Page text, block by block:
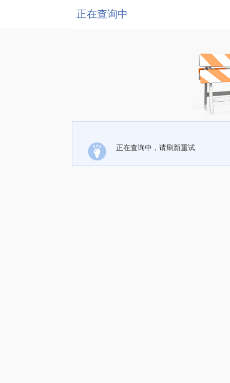
正在查询中
正在查询中，请刷新重试